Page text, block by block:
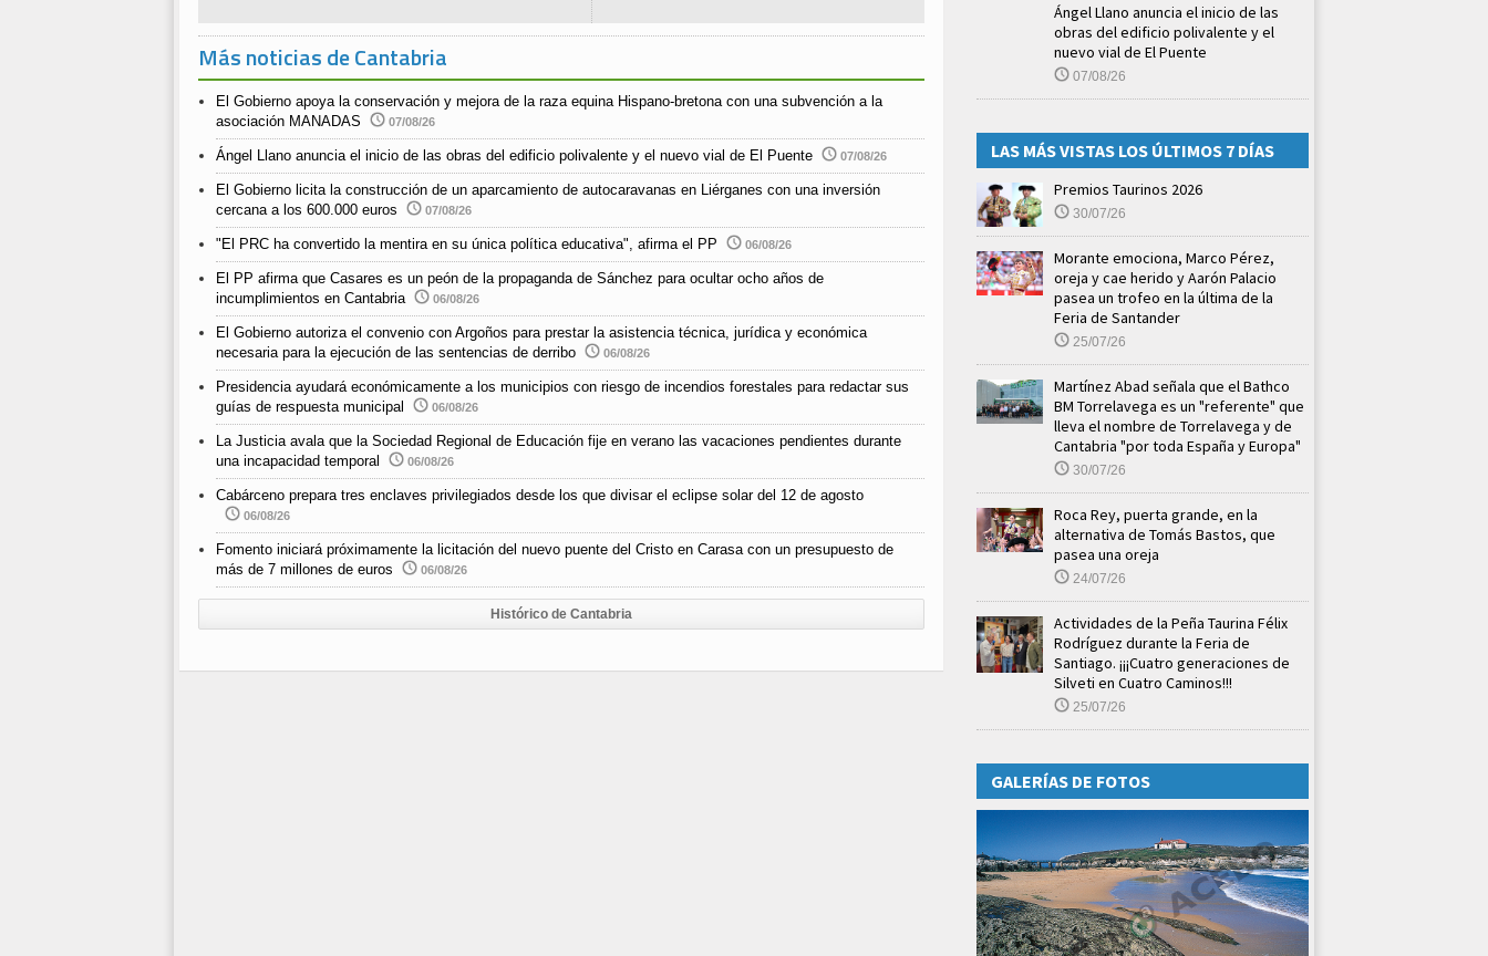
Más noticias de Cantabria
El Gobierno apoya la conservación y mejora de la raza equina Hispano-bretona con una subvención a la
asociación MANADAS
07/08/26
Ángel Llano anuncia el inicio de las obras del edificio polivalente y el nuevo vial de El Puente 07/08/26
El Gobierno licita la construcción de un aparcamiento de autocaravanas en Liérganes con una inversión
cercana a los 600.000 euros
07/08/26
"El PRC ha convertido la mentira en su única política educativa", afirma el PP 06/08/26
El PP afirma que Casares es un peón de la propaganda de Sánchez para ocultar ocho años de
incumplimientos en Cantabria
06/08/26
El Gobierno autoriza el convenio con Argoños para prestar la asistencia técnica, jurídica y económica
necesaria para la ejecución de las sentencias de derribo
06/08/26
Presidencia ayudará económicamente a los municipios con riesgo de incendios forestales para redactar sus
guías de respuesta municipal
06/08/26
La Justicia avala que la Sociedad Regional de Educación fije en verano las vacaciones pendientes durante
una incapacidad temporal
06/08/26
Cabárceno prepara tres enclaves privilegiados desde los que divisar el eclipse solar del 12 de agosto
06/08/26
Fomento iniciará próximamente la licitación del nuevo puente del Cristo en Carasa con un presupuesto de
más de 7 millones de euros
06/08/26
Histórico de Cantabria
Ángel Llano anuncia el inicio de las
obras del edificio polivalente y el
nuevo vial de El Puente
07/08/26
LAS MÁS VISTAS LOS ÚLTIMOS 7 DÍAS
Premios Taurinos 2026
30/07/26
Morante emociona, Marco Pérez,
oreja y cae herido y Aarón Palacio
pasea un trofeo en la última de la
Feria de Santander
25/07/26
Martínez Abad señala que el Bathco
BM Torrelavega es un "referente" que
lleva el nombre de Torrelavega y de
Cantabria "por toda España y Europa"
30/07/26
Roca Rey, puerta grande, en la
alternativa de Tomás Bastos, que
pasea una oreja
24/07/26
Actividades de la Peña Taurina Félix
Rodríguez durante la Feria de
Santiago. ¡¡¡Cuatro generaciones de
Silveti en Cuatro Caminos!!!
25/07/26
GALERÍAS DE FOTOS